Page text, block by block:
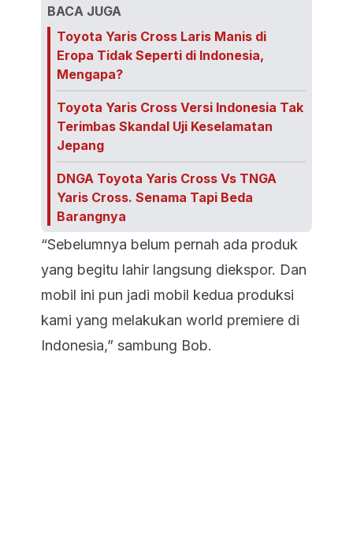
BACA JUGA
Toyota Yaris Cross Laris Manis di
Eropa Tidak Seperti di Indonesia,
Mengapa?
Toyota Yaris Cross Versi Indonesia Tak
Terimbas Skandal Uji Keselamatan
Jepang
DNGA Toyota Yaris Cross Vs TNGA
Yaris Cross. Senama Tapi Beda
Barangnya
“Sebelumnya belum pernah ada produk
yang begitu lahir langsung diekspor. Dan
mobil ini pun jadi mobil kedua produksi
kami yang melakukan world premiere di
Indonesia,” sambung Bob.